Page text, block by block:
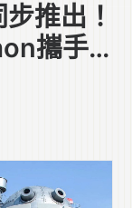
推出！
攜手